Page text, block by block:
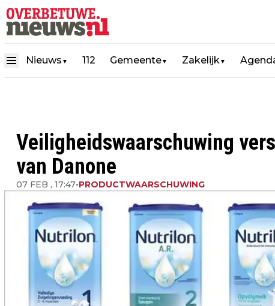
Nieuws ▼ 112 Gemeente▼ Zakelijk▼
Veiligheidswaarschuwing
van Danone
07 FEB , 17:47•PRODUCTWAARSCHUWING